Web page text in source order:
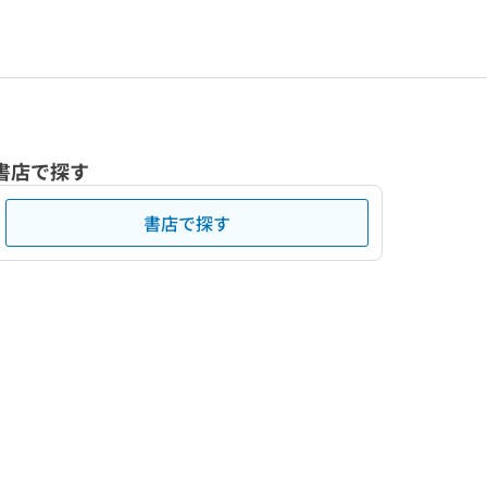
店で探す
書店で探す